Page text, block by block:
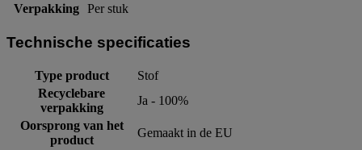
Verpakking Per stuk
Technische specificaties
Type product
Stof
Recyclebare
verpakking
Ja - 100%
Oorsprong van het
product
Gemaakt in de EU